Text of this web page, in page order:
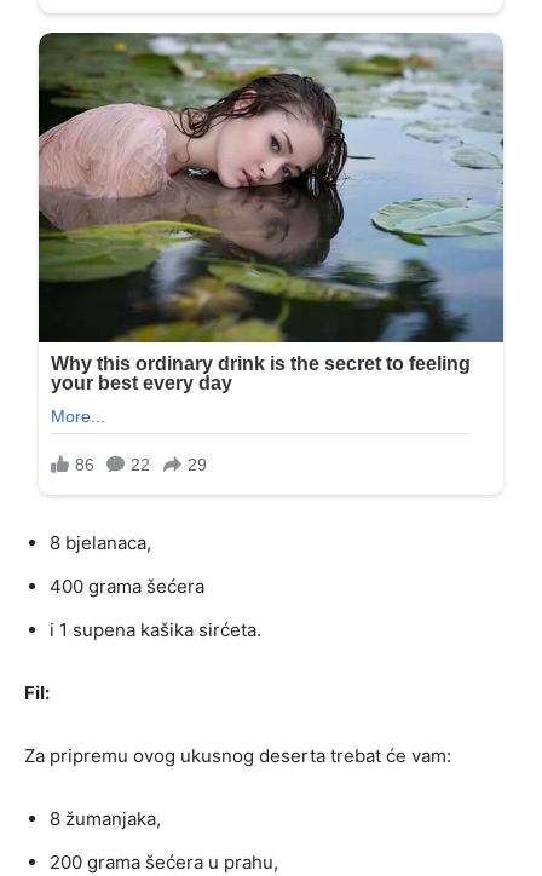
8 bjelanaca,
400 grama šećera
i 1 supena kašika sirćeta.
Fil:
Za pripremu ovog ukusnog deserta trebat će vam:
8 žumanjaka,
200 grama šećera u prahu,